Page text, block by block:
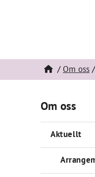
Om oss
Om oss
Aktuellt